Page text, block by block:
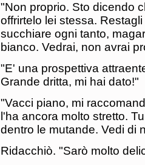
"Non proprio. Sto dicendo
offrirtelo lei stessa.
succhiare ogni tanto,
bianco. Vedrai, non avrai
"E' una prospettiva
Grande dritta, mi hai dato!"
"Vacci piano, mi
l'ha ancora molto stretto.
dentro le mutande. Vedi di
Ridacchiò. "Sarò molto